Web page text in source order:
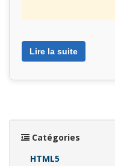
Lire la suite
Catégories
HTML5